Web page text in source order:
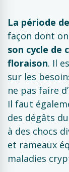
La période
façon dont
son cycle de
floraison. Il
sur les
ne pas faire
Il faut
des dégâts
à des chocs
et rameaux
maladies